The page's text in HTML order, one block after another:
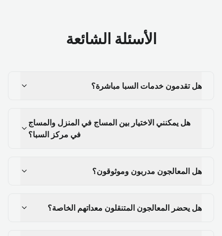
الأسئلة الشائعة
هل تقدمون خدمات السبا مباشرة؟
هل يمكنني الاختيار بين المساج في المنزل والمساج
في مركز السبا؟
هل المعالجون مدربون وموثوقون؟
هل يحضر المعالجون المتنقلون معداتهم الخاصة؟